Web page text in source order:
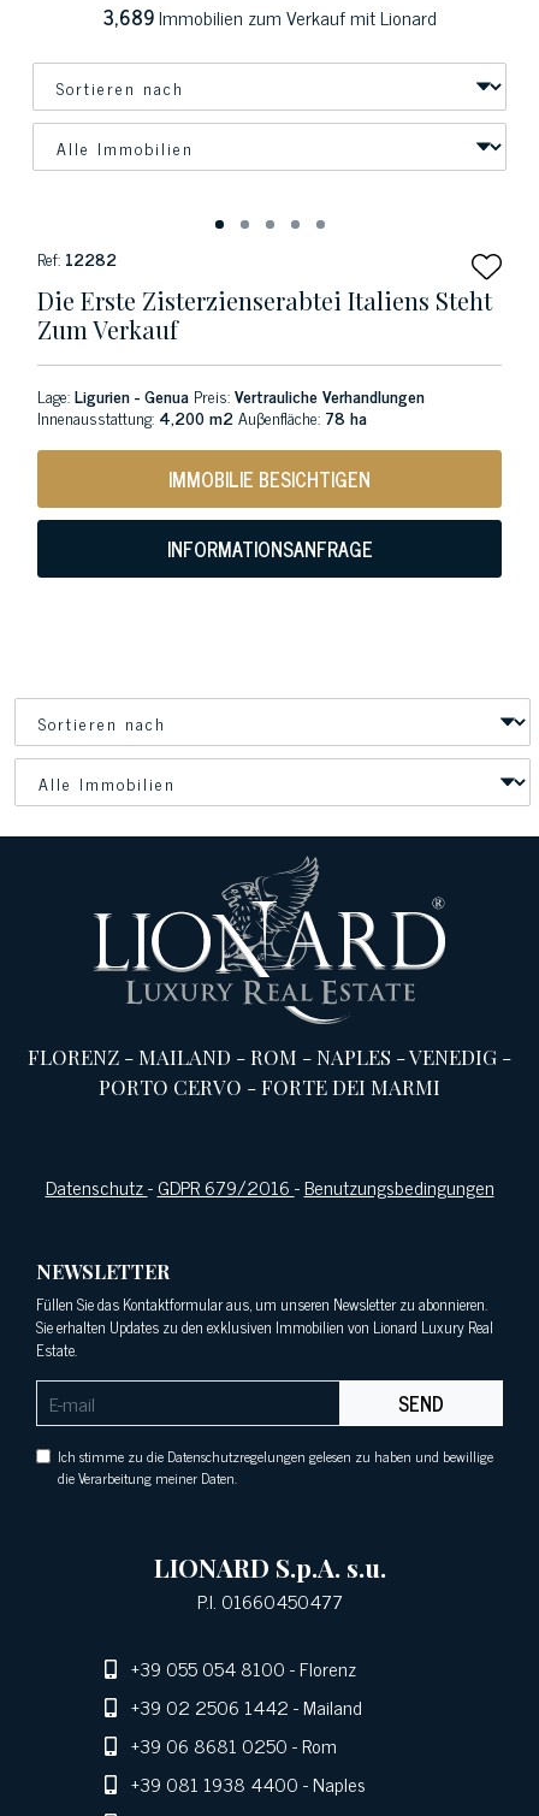
3,689Immobilien zum Verkauf mit Lionard
Ref: 12282
Die Erste Zisterzienserabtei Italiens Steht
Zum Verkauf
Lage:Ligurien - Genua Preis:Vertrauliche Verhandlungen
Innenausstattung: 4,200 m2Auβenfläche: 78 ha
IMMOBILIE BESICHTIGEN
INFORMATIONSANFRAGE
FLORENZ -MAILAND -ROM -NAPLES -VENEDIG -
PORTO CERVO -FORTE DEI MARMI
Datenschutz-GDPR 679/2016-Benutzungsbedingungen
NEWSLETTER
Füllen Sie das Kontaktformular aus, um unseren Newsletter zu abonnieren.
Sie erhalten Updates zu den exklusiven Immobilien von Lionard Luxury Real
Estate.
SEND
Ich stimme zu die Datenschutzregelungen gelesen zu haben und bewillige
die Verarbeitung meiner Daten.
LIONARD S.p.A. s.u.
P.I. 01660450477
+39 055 054 8100- Florenz
+39 02 2506 1442- Mailand
+39 06 8681 0250- Rom
+39 081 1938 4400- Naples